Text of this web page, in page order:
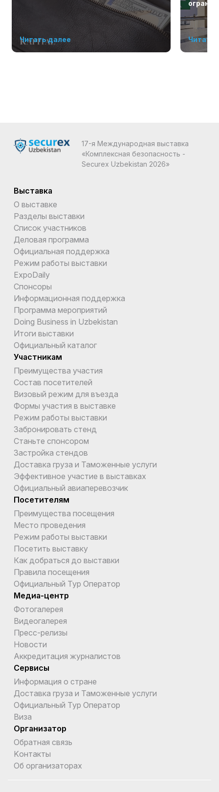
Читать далее Читать
17-я Международная выставка
«Комплексная безопасность -
Securex Uzbekistan 2026»
Выставка
О выставке
Разделы выставки
Список участников
Деловая программа
Официальная поддержка
Режим работы выставки
ExpoDaily
Спонсоры
Информационная поддержка
Программа мероприятий
Doing Business in Uzbekistan
Итоги выставки
Официальный каталог
Участникам
Преимущества участия
Состав посетителей
Визовый режим для въезда
Формы участия в выставке
Режим работы выставки
Забронировать стенд
Станьте спонсором
Застройка стендов
Доставка груза и Таможенные услуги
Эффективное участие в выставках
Официальный авиаперевозчик
Посетителям
Преимущества посещения
Место проведения
Режим работы выставки
Посетить выставку
Как добраться до выставки
Правила посещения
Официальный Тур Оператор
Медиа-центр
Фотогалерея
Видеогалерея
Пресс-релизы
Новости
Аккредитация журналистов
Сервисы
Информация о стране
Доставка груза и Таможенные услуги
Официальный Тур Оператор
Виза
Организатор
Обратная связь
Kонтакты
Об организаторах